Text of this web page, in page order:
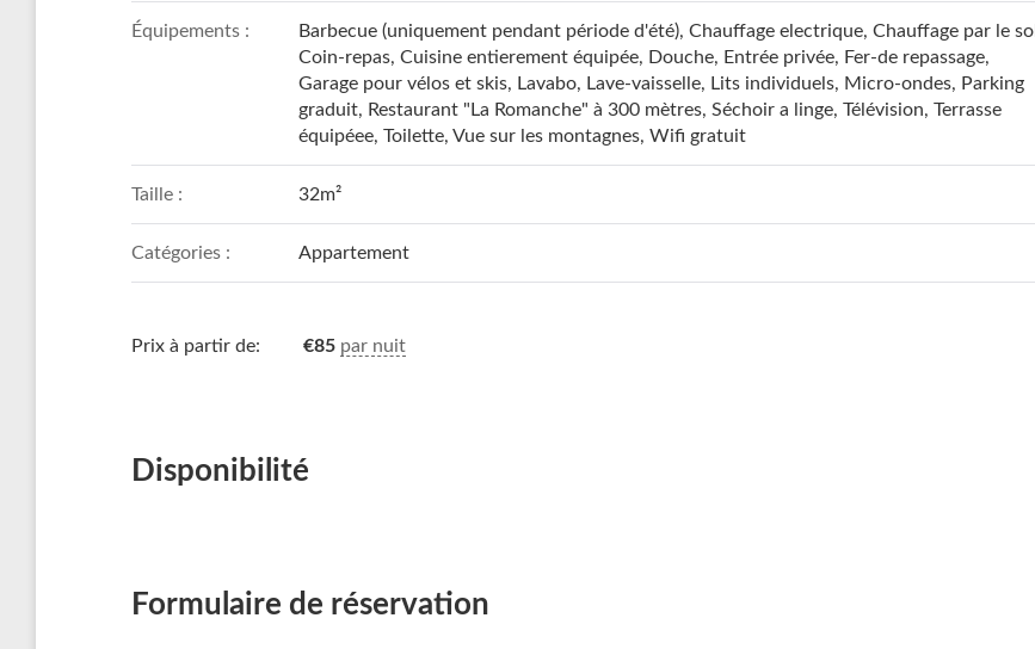
Équipements : Barbecue (uniquement pendant période d'été), Chauffage electrique, Chauffage par le sol
Coin-repas, Cuisine entierement équipée, Douche, Entrée privée, Fer-de repassage,
Garage pour vélos et skis, Lavabo, Lave-vaisselle, Lits individuels, Micro-ondes, Parking
graduit, Restaurant "La Romanche" à 300 mètres, Séchoir a linge, Télévision, Terrasse
équipéee, Toilette, Vue sur les montagnes, Wifi gratuit
Taille : 32m²
Catégories : Appartement
Prix à partir de: €85 par nuit
Disponibilité
Formulaire de réservation